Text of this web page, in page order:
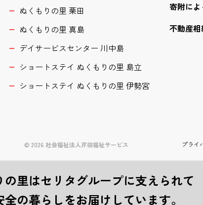
ぬくもりの里 栗田
ぬくもりの里 真島
デイサービスセンター 川中島
ショートステイ ぬくもりの里 島立
ショートステイ ぬくもりの里 伊勢宮
寄附に
不動産
プライ
© 2026 社会福祉法人芹田福祉サービス
の里はセリタグループに支えられて
全の暮らしをお届けしています。